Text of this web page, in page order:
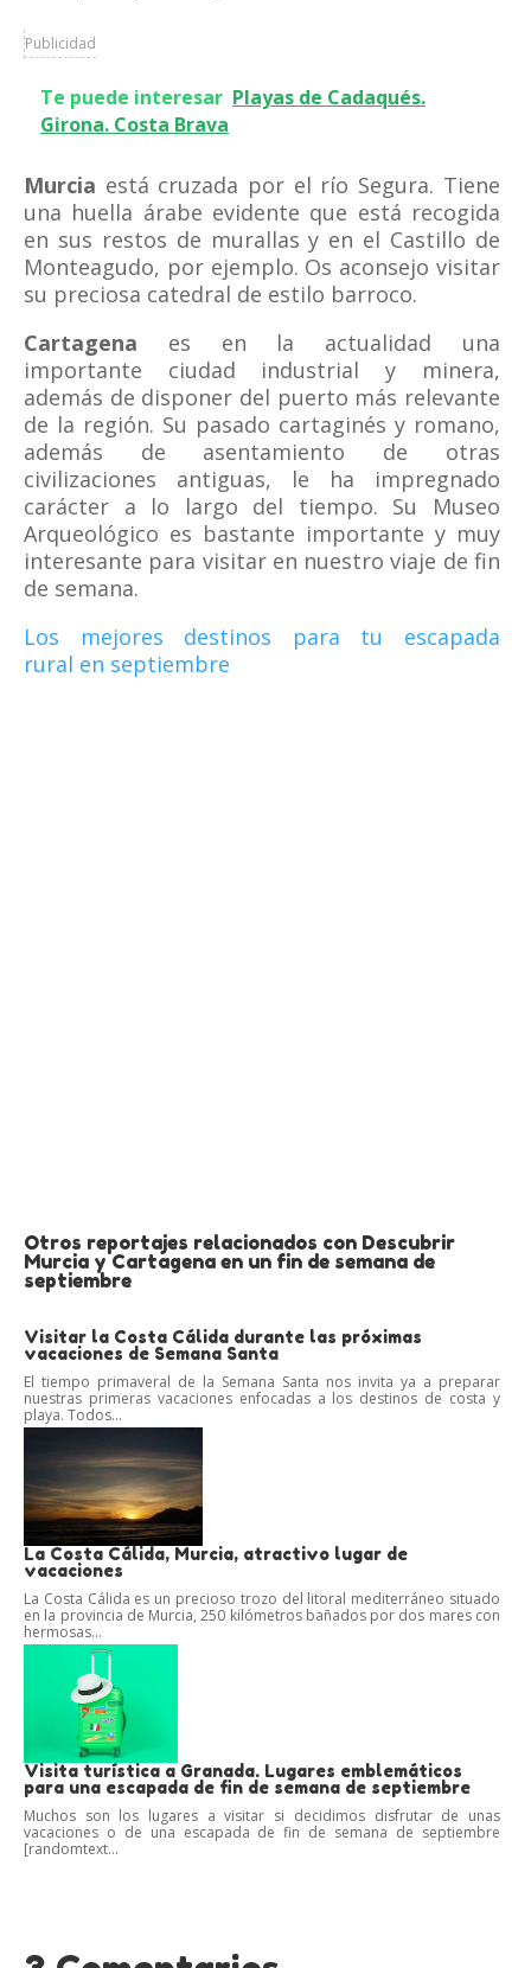
Publicidad
Te puede interesar Playas de Cadaqués.
Girona. Costa Brava
Murcia está cruzada por el río Segura. Tiene
una huella árabe evidente que está recogida
en sus restos de murallas y en el Castillo de
Monteagudo, por ejemplo. Os aconsejo visitar
su preciosa catedral de estilo barroco.
Cartagena es en la actualidad una
importante ciudad industrial y minera,
además de disponer del puerto más relevante
de la región. Su pasado cartaginés y romano,
además de asentamiento de otras
civilizaciones antiguas, le ha impregnado
carácter a lo largo del tiempo. Su Museo
Arqueológico es bastante importante y muy
interesante para visitar en nuestro viaje de fin
de semana.
Los mejores destinos para tu escapada
rural en septiembre
Otros reportajes relacionados con Descubrir
Murcia y Cartagena en un fin de semana de
septiembre
Visitar la Costa Cálida durante las próximas
vacaciones de Semana Santa
El tiempo primaveral de la Semana Santa nos invita ya a preparar
nuestras primeras vacaciones enfocadas a los destinos de costa y
playa. Todos...
La Costa Cálida, Murcia, atractivo lugar de
vacaciones
La Costa Cálida es un precioso trozo del litoral mediterráneo situado
en la provincia de Murcia, 250 kilómetros bañados por dos mares con
hermosas...
Visita turística a Granada. Lugares emblemáticos
para una escapada de fin de semana de septiembre
Muchos son los lugares a visitar si decidimos disfrutar de unas
vacaciones o de una escapada de fin de semana de septiembre
[randomtext...